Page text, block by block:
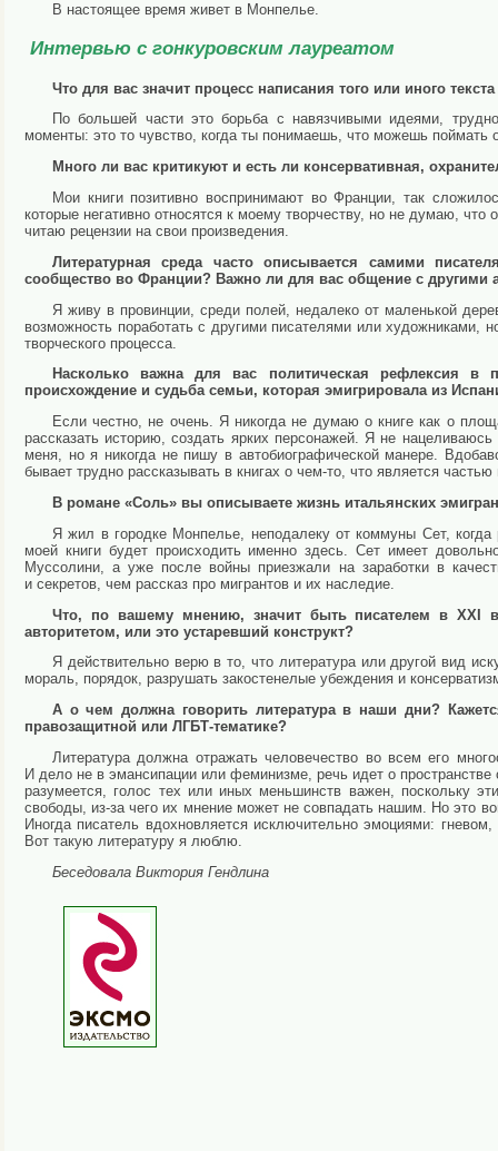
В настоящее время живет в Монпелье.
Интервью с гонкуровским лауреатом
Что для вас значит процесс написания того или иного
По большей части это борьба с навязчивыми идеями,
моменты: это то чувство, когда ты понимаешь, что можешь поймать
Много ли вас критикуют и есть ли консервативная,
Мои книги позитивно воспринимают во Франции, так
которые негативно относятся к моему творчеству, но не думаю,
читаю рецензии на свои произведения.
Литературная среда часто описывается самими
сообщество во Франции? Важно ли для вас общение с другими
Я живу в провинции, среди полей, недалеко от маленькой
возможность поработать с другими писателями или художниками,
творческого процесса.
Насколько важна для вас политическая рефлексия в
происхождение и судьба семьи, которая эмигрировала из
Если честно, не очень. Я никогда не думаю о книге как о
рассказать историю, создать ярких персонажей. Я не
меня, но я никогда не пишу в автобиографической манере.
бывает трудно рассказывать в книгах о чем-то, что является
В романе «Соль» вы описываете жизнь итальянских
Я жил в городке Монпелье, неподалеку от коммуны Сет,
моей книги будет происходить именно здесь. Сет имеет
Муссолини, а уже после войны приезжали на заработки в
и секретов, чем рассказ про мигрантов и их наследие.
Что, по вашему мнению, значит быть писателем в XXI
авторитетом, или это устаревший конструкт?
Я действительно верю в то, что литература или другой вид
мораль, порядок, разрушать закостенелые убеждения и
А о чем должна говорить литература в наши дни?
правозащитной или ЛГБТ-тематике?
Литература должна отражать человечество во всем его
И дело не в эмансипации или феминизме, речь идет о
разумеется, голос тех или иных меньшинств важен, поскольку
свободы, из-за чего их мнение может не совпадать нашим. Но это
Иногда писатель вдохновляется исключительно эмоциями:
Вот такую литературу я люблю.
Беседовала Виктория Гендлина